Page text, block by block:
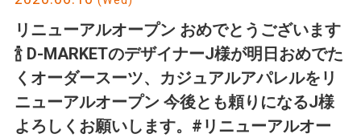
️リニューアルオープン️ おめでとうございます
🍾 D-MARKETのデザイナーJ様が明日おめでた
くオーダースーツ、カジュアルアパレルをリ
ニューアルオープン 今後とも頼りになるJ様
よろしくお願いします。#リニューアルオー